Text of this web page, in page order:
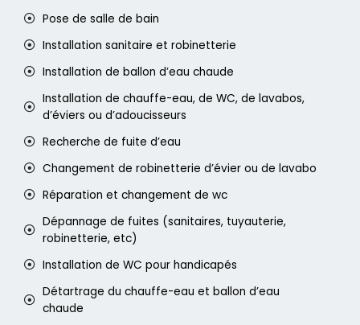
Pose de salle de bain
Installation sanitaire et robinetterie
Installation de ballon d’eau chaude
Installation de chauffe-eau, de WC, de lavabos,
d’éviers ou d’adoucisseurs
Recherche de fuite d’eau
Changement de robinetterie d’évier ou de lavabo
Réparation et changement de wc
Dépannage de fuites (sanitaires, tuyauterie,
robinetterie, etc)
Installation de WC pour handicapés
Détartrage du chauffe-eau et ballon d’eau
chaude